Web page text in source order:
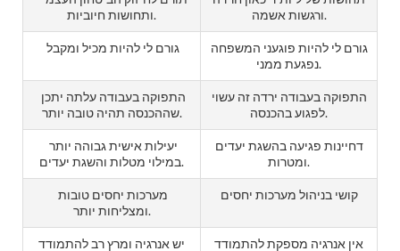
ורגשות אשמה.
ותחושות חיוביות.
גורם לי להיות פוגעני המשפחה
נפגעת ממני.
גורם לי להיות מכיל ומקבל
התפוקה בעבודה ירדה זה עשוי
לפגוע בהכנסה.
שההכנסה תהיה טובה יותר.
דחיינות פגיעה בהשגת יעדים
ומטרות.
במילוי מטלות והשגת יעדים.
קושי בניהול מערכות יחסים
ומצליחות יותר.
אין אנרגיה מספקת להתמודד
יש אנרגיה ומרץ רב להתמודד